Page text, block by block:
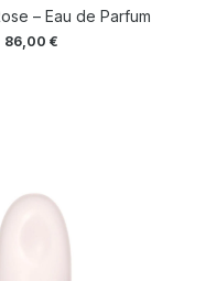
– Eau de Parfum
86,00 €